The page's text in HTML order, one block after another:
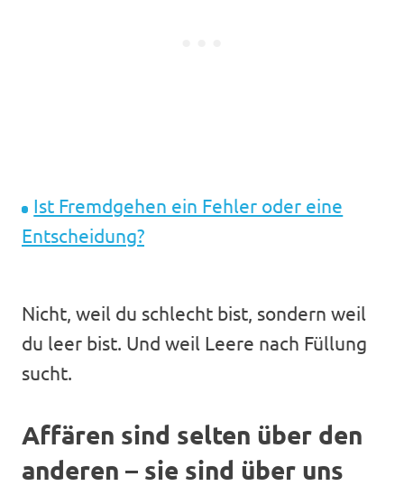
Ist Fremdgehen ein Fehler oder eine
Entscheidung?
Nicht, weil du schlecht bist, sondern weil
du leer bist. Und weil Leere nach Füllung
sucht.
Affären sind selten über den
anderen – sie sind über uns